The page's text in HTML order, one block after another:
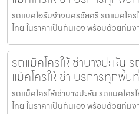
รถแบคโฮรับจ้างนครชัยศรี รถแมคโคร
ไทย ในราคาเป็นกันเอง พร้อมด้วยทีม
รถแม็คโครให้เช่าบางปะหัน
แม็คโครให้เช่า บริการทุกพื้น
รถแม็คโครให้เช่าบางปะหัน รถแมคโค
ไทย ในราคาเป็นกันเอง พร้อมด้วยทีม